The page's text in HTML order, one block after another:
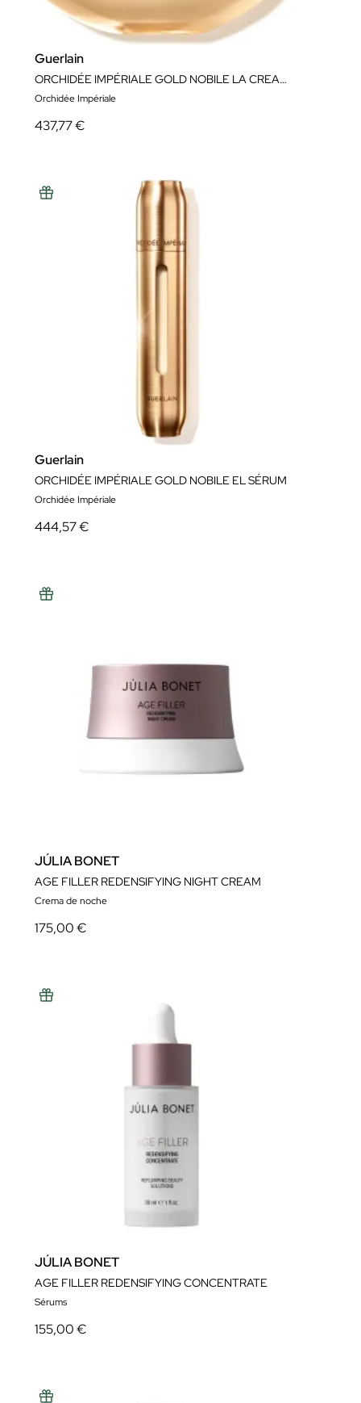
Guerlain
ORCHIDÉE IMPÉRIALE GOLD NOBILE LA CREAM
Orchidée Impériale
437,77 €
Guerlain
ORCHIDÉE IMPÉRIALE GOLD NOBILE EL SÉRUM
Orchidée Impériale
444,57 €
JÚLIA BONET
AGE FILLER REDENSIFYING NIGHT CREAM
Crema de noche
175,00 €
JÚLIA BONET
AGE FILLER REDENSIFYING CONCENTRATE
Sérums
155,00 €